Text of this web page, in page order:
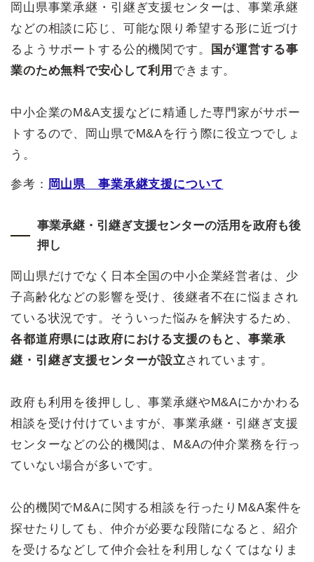
岡山県事業承継・引継ぎ支援センターは、事業承継
などの相談に応じ、可能な限り希望する形に近づけ
るようサポートする公的機関です。
国が運営する事
業のため無料で安心して利用 できます。
中小企業のM&A支援などに精通した専門家がサポー
トするので、岡山県でM&Aを行う際に役立つでしょ
う。
参考： 岡山県 事業承継支援について
事業承継・引継ぎ支援センターの活用を政府も後
押し
岡山県だけでなく日本全国の中小企業経営者は、少
子高齢化などの影響を受け、後継者不在に悩まされ
ている状況です。そういった悩みを解決するため、
各都道府県には政府における支援のもと、事業承
継・引継ぎ支援センターが設立されています。
政府も利用を後押しし、事業承継やM&Aにかかわる
相談を受け付けていますが、事業承継・引継ぎ支援
センターなどの公的機関は、M&Aの仲介業務を行っ
ていない場合が多いです。
公的機関でM&Aに関する相談を行ったりM&A案件を
探せたりしても、仲介が必要な段階になると、紹介
を受けるなどして仲介会社を利用しなくてはなりま